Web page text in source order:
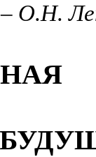
О.Н.